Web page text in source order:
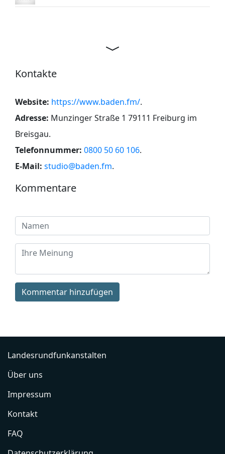
Kontakte
Website: https://www.baden.fm/.
Adresse: Munzinger Straße 1 79111 Freiburg im
Breisgau.
Telefonnummer: 0800 50 60 106.
E-Mail: studio@baden.fm.
Kommentare
Kommentar hinzufügen
Landesrundfunkanstalten
Über uns
Impressum
Kontakt
FAQ